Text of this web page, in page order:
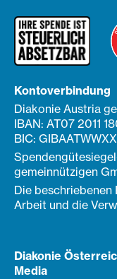
Kontoverbindung
Diakonie Austria
IBAN: AT07 2011
BIC:
gemeinnützigen
Die
Arbeit und die
Diakonie
Media